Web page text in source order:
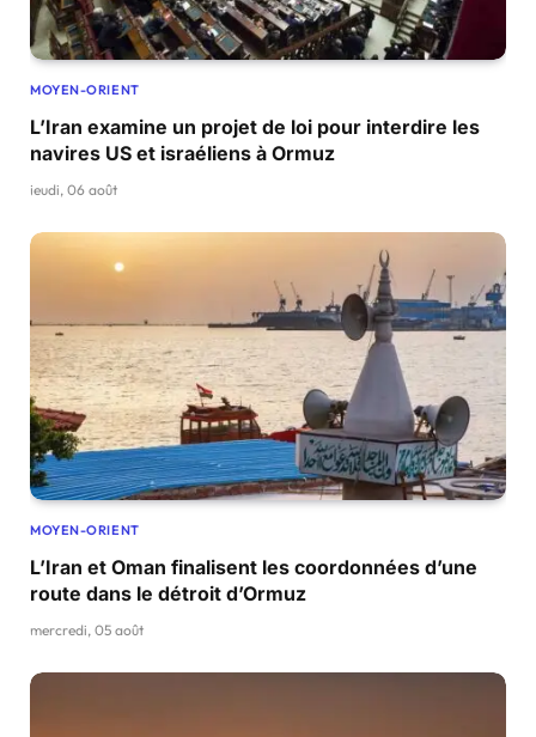
MOYEN-ORIENT
L’Iran examine un projet de loi pour interdire les
navires US et israéliens à Ormuz
jeudi, 06 août
MOYEN-ORIENT
L’Iran et Oman finalisent les coordonnées d’une
route dans le détroit d’Ormuz
mercredi, 05 août